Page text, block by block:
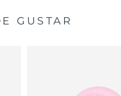
GUSTAR